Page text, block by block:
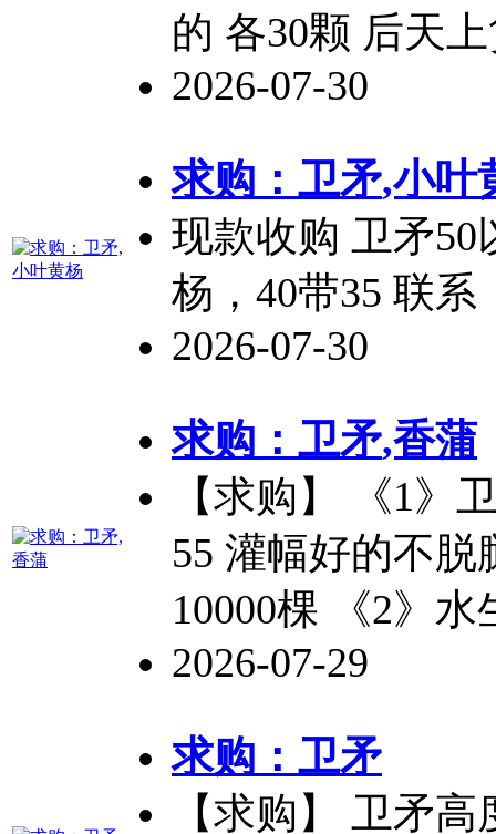
的 各30颗 后天
2026-07-30
求购： 卫矛,小叶
现款收购 卫矛50
杨，40带35 联系
2026-07-30
求购： 卫矛,香蒲
【求购】 《1》
55 灌幅好的不
10000棵 《2》
2026-07-29
求购： 卫矛
【求购】 卫矛高